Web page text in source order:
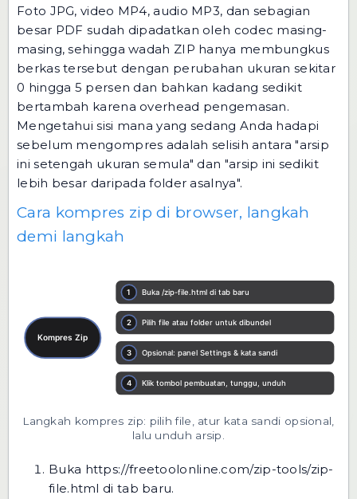
Foto JPG, video MP4, audio MP3, dan sebagian
besar PDF sudah dipadatkan oleh codec masing-
masing, sehingga wadah ZIP hanya membungkus
berkas tersebut dengan perubahan ukuran sekitar
0 hingga 5 persen dan bahkan kadang sedikit
bertambah karena overhead pengemasan.
Mengetahui sisi mana yang sedang Anda hadapi
sebelum mengompres adalah selisih antara "arsip
ini setengah ukuran semula" dan "arsip ini sedikit
lebih besar daripada folder asalnya".
Cara kompres zip di browser, langkah
demi langkah
Langkah kompres zip: pilih file, atur kata sandi opsional,
lalu unduh arsip.
Buka https://freetoolonline.com/zip-tools/zip-
file.html di tab baru.